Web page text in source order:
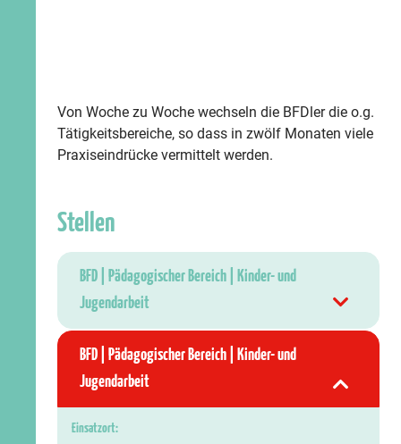
Von Woche zu Woche wechseln die BFDler die o.g.
Tätigkeitsbereiche, so dass in zwölf Monaten viele
Praxiseindrücke vermittelt werden.
Stellen
BFD | Pädagogischer Bereich | Kinder- und
Jugendarbeit
BFD | Pädagogischer Bereich | Kinder- und
Jugendarbeit
Einsatzort: